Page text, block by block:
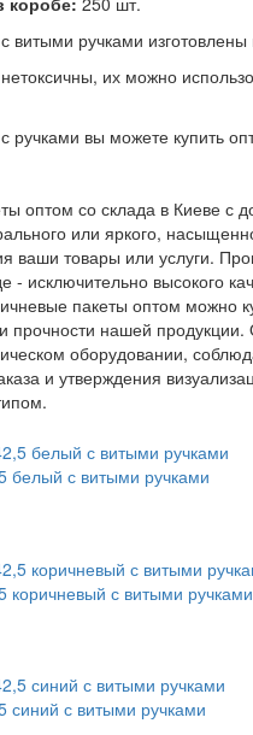
витыми ручками
их можно
ручками вы можете купить
оптом со склада в Киеве с
или яркого,
ваши товары или услуги.
- исключительно высокого
пакеты оптом можно
прочности нашей
оборудовании,
и утверждения
белый с витыми ручками
коричневый с витыми ручками
синий с витыми ручками